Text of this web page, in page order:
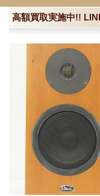
高額買取実施中!!